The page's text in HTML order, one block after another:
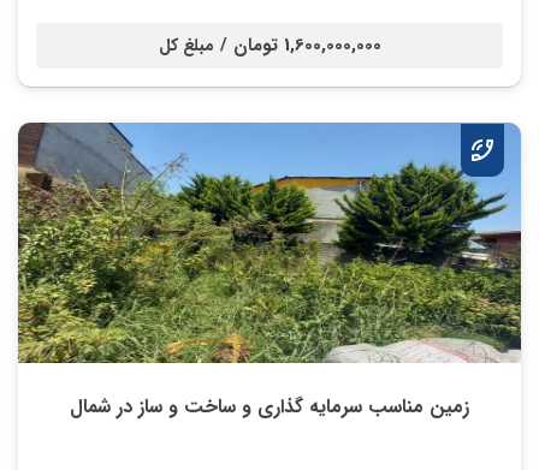
1,600,000,000 تومان / مبلغ کل
زمین مناسب سرمایه گذاری و ساخت و ساز در شمال